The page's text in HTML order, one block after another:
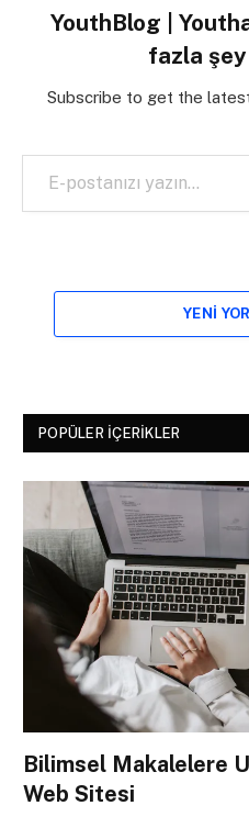
YouthBlog |
fazla
Subscribe to get the
E-postanızı yazın…
YENI
POPÜLER İÇERIKLER
Bilimsel Makalelere
Web Sitesi